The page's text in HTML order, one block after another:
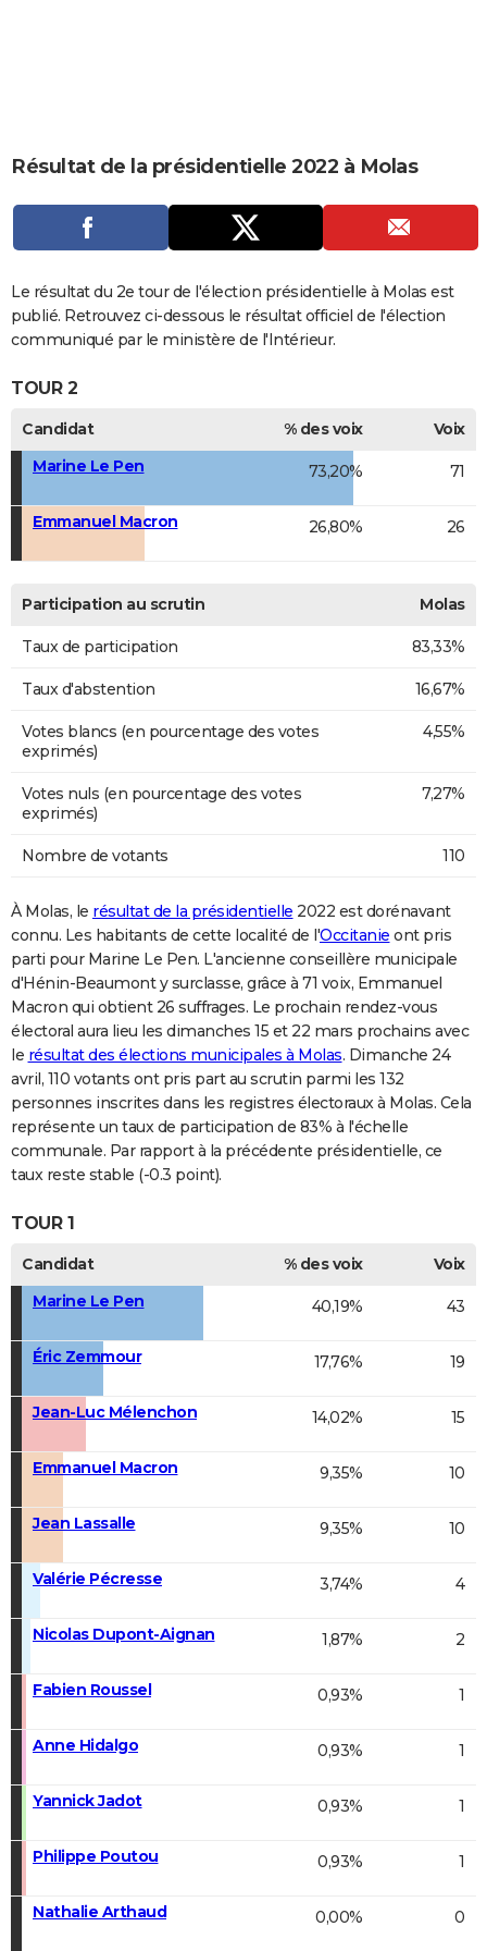
CARTE DE VOEUX
DICTIONNAIRE
Dictionnaire
Biographies
Expressions
Proverbes
PROGRAMME TV
COPAINS D'AVANT
Se connecter
Collèges
Universités
Entreprises
Service militaire
Avis de recherche
AVIS DE DÉCÈS
FORUM
Bricolage
Culture
Television
Voyage
Résultat de la présidentielle 2022 à Molas
Le résultat du 2e tour de l'élection présidentielle à Molas est
publié. Retrouvez ci-dessous le résultat officiel de l'élection
communiqué par le ministère de l'Intérieur.
TOUR 2
Candidat % des voix
Voix
Marine Le Pen
73,20% 71
Emmanuel Macron 26,80% 26
Participation au scrutin Molas
Taux de participation 83,33%
Taux d'abstention 16,67%
Votes blancs (en pourcentage des votes
exprimés)
4,55%
Votes nuls (en pourcentage des votes
exprimés)
7,27%
Nombre de votants 110
À Molas, le résultat de la présidentielle 2022 est dorénavant
connu. Les habitants de cette localité de l'Occitanie ont pris
parti pour Marine Le Pen. L'ancienne conseillère municipale
d'Hénin-Beaumont y surclasse, grâce à 71 voix, Emmanuel
Macron qui obtient 26 suffrages. Le prochain rendez-vous
électoral aura lieu les dimanches 15 et 22 mars prochains avec
le résultat des élections municipales à Molas. Dimanche 24
avril, 110 votants ont pris part au scrutin parmi les 132
personnes inscrites dans les registres électoraux à Molas. Cela
représente un taux de participation de 83% à l'échelle
communale. Par rapport à la précédente présidentielle, ce
taux reste stable (-0.3 point).
TOUR 1
Candidat % des voix
Voix
Marine Le Pen
40,19% 43
Éric Zemmour 17,76% 19
Jean-Luc Mélenchon 14,02% 15
Emmanuel Macron 9,35% 10
Jean Lassalle 9,35% 10
Valérie Pécresse 3,74% 4
Nicolas Dupont-Aignan 1,87% 2
Fabien Roussel 0,93% 1
Anne Hidalgo 0,93% 1
Yannick Jadot 0,93% 1
Philippe Poutou 0,93% 1
Nathalie Arthaud 0,00% 0